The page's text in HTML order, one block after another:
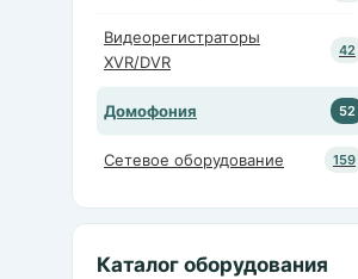
Видеорегистраторы
XVR/DVR
42
Домофония 52
Сетевое оборудование 159
Каталог оборудования